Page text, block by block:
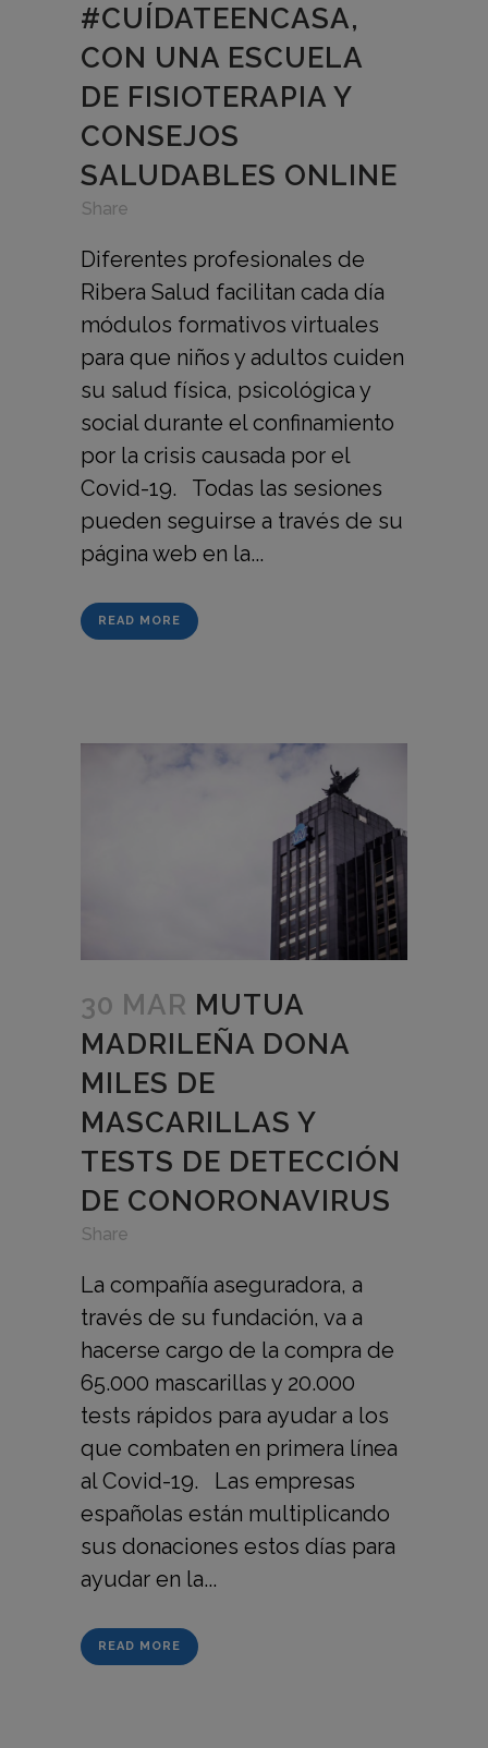
#CUÍDATEENCASA,
CON UNA ESCUELA
DE FISIOTERAPIA Y
CONSEJOS
SALUDABLES ONLINE
Share
Diferentes profesionales de
Ribera Salud facilitan cada día
módulos formativos virtuales
para que niños y adultos cuiden
su salud física, psicológica y
social durante el confinamiento
por la crisis causada por el
Covid-19. Todas las sesiones
pueden seguirse a través de su
página web en la...
READ MORE
30 MAR MUTUA
MADRILEÑA DONA
MILES DE
MASCARILLAS Y
TESTS DE DETECCIÓN
DE CONORONAVIRUS
Share
La compañía aseguradora, a
través de su fundación, va a
hacerse cargo de la compra de
65.000 mascarillas y 20.000
tests rápidos para ayudar a los
que combaten en primera línea
al Covid-19. Las empresas
españolas están multiplicando
sus donaciones estos días para
ayudar en la...
READ MORE